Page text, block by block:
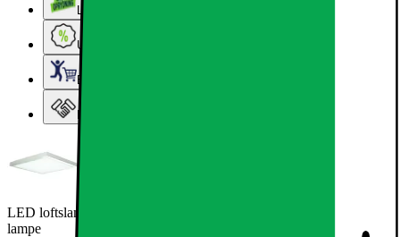
Lageroprydning
Ugens tilbud - og andre gode priser
Elgigantens Kundeklub
Elgiganten Erhverv
LED loftslampe loftslampe 30x30 cm 12W Aluminium Matt pære
lampe